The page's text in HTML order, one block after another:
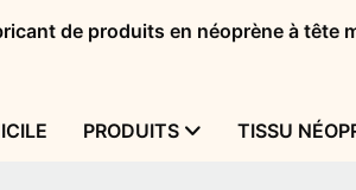
de produits en néoprène à tête
PRODUITS TISSU